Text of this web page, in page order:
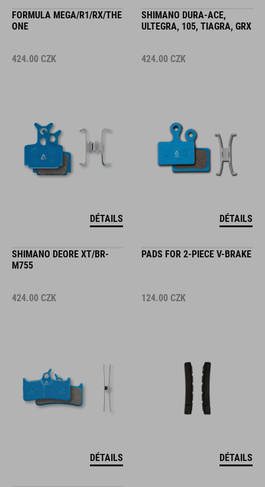
FORMULA MEGA/R1/RX/THE
ONE
424.00 CZK
DÉTAILS
SHIMANO DURA-ACE,
ULTEGRA, 105, TIAGRA, GRX
424.00 CZK
DÉTAILS
SHIMANO DEORE XT/BR-
M755
424.00 CZK
DÉTAILS
PADS FOR 2-PIECE V-BRAKE
124.00 CZK
DÉTAILS